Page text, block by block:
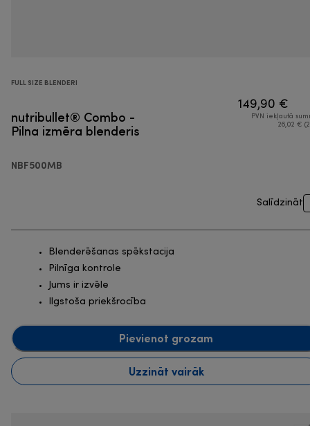
FULL SIZE BLENDERI
nutribullet® Combo -
Pilna izmēra blenderis
NBF500MB
149,90 €
PVN iekļautā
26,02 €
Salīdzināt
Blenderēšanas spēkstacija
Pilnīga kontrole
Jums ir izvēle
Ilgstoša priekšrocība
Pievienot grozam
Uzzināt vairāk